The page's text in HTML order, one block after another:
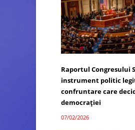
Raportul Congresului
instrument politic
confruntare care
democrației
07/02/2026